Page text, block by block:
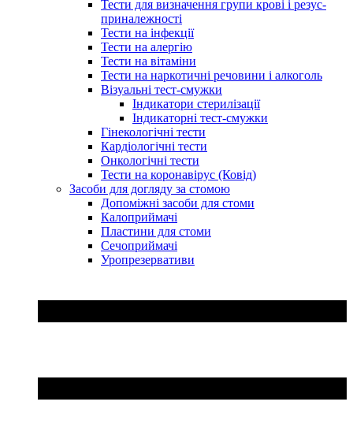
Тести для визначення групи крові і резус-
приналежності
Тести на інфекції
Тести на алергію
Тести на вітаміни
Тести на наркотичні речовини і алкоголь
Візуальні тест-смужки
Індикатори стерилізації
Індикаторні тест-смужки
Гінекологічні тести
Кардіологічні тести
Онкологічні тести
Тести на коронавірус (Ковід)
Засоби для догляду за стомою
Допоміжні засоби для стоми
Калоприймачі
Пластини для стоми
Сечоприймачі
Уропрезервативи